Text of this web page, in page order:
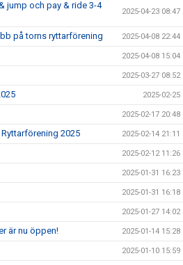
jump och pay & ride 3-4
2025-04-23 08:47
på torns ryttarförening 2025-04-08 22:44
2025-04-08 15:04
2025-03-27 08:52
2025-02-25
2025-02-17 20:48
2025 2025-02-14 21:11
2025-02-12 11:26
2025-01-31 16:23
2025-01-31 16:18
2025-01-27 14:02
är nu öppen! 2025-01-14 15:28
2025-01-10 15:59